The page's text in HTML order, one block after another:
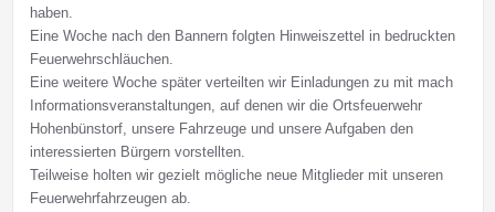
haben.
Eine Woche nach den Bannern folgten Hinweiszettel in bedruckten
Feuerwehrschläuchen.
Eine weitere Woche später verteilten wir Einladungen zu mit mach
Informationsveranstaltungen, auf denen wir die Ortsfeuerwehr
Hohenbünstorf, unsere Fahrzeuge und unsere Aufgaben den
interessierten Bürgern vorstellten.
Teilweise holten wir gezielt mögliche neue Mitglieder mit unseren
Feuerwehrfahrzeugen ab.